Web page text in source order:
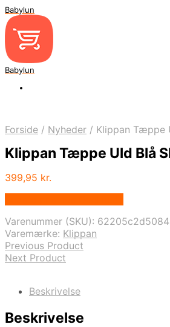
Babylun
Babylun
Forside / Nyheder / Klippan Tæppe
Klippan Tæppe Uld Blå
399,95 kr.
Varenummer (SKU): 62205c2d5084
Varemærke: Klippan
Previous Product
Next Product
Beskrivelse
Beskrivelse